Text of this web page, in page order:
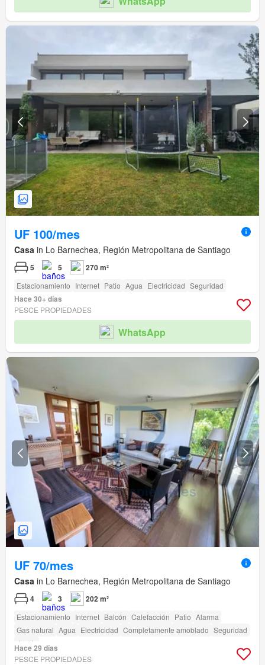
UF 100/mes
Casa in Lo Barnechea, Región Metropolitana de Santiago
5 5 270 m²
Estacionamiento Internet Patio Agua Electricidad Seguridad
Hace 30+ días
PESCE PROPIEDADES
WhatsApp
UF 70/mes
Casa in Lo Barnechea, Región Metropolitana de Santiago
4 3 202 m²
Estacionamiento Internet Balcón Calefacción Patio Alarma
Gas natural Agua Electricidad Completamente amoblado Seguridad
Jardín
Hace 29 días
PESCE PROPIEDADES